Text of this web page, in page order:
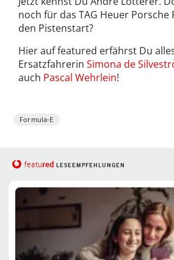
noch für das TAG Heuer Porsche
den Pistenstart?
Hier auf featured erfährst Du
Ersatzfahrerin Simona de
auch Pascal Wehrlein!
Formula-E
featured LESEEMPFEHLUNGEN